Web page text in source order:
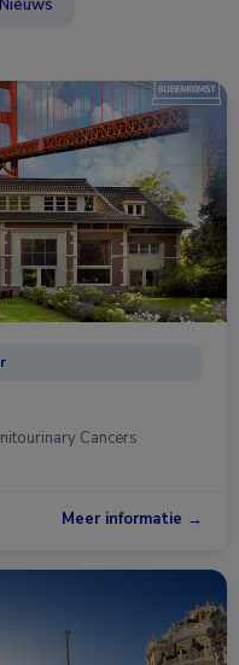
Nieuws
Cancers
Meer informatie →